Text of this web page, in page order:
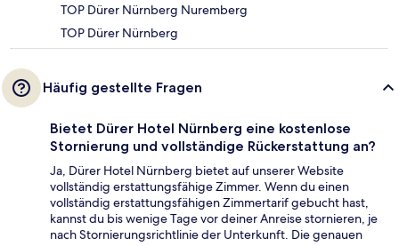
TOP Dürer Nürnberg Nuremberg
TOP Dürer Nürnberg
Häufig gestellte Fragen
Bietet Dürer Hotel Nürnberg eine kostenlose
Stornierung und vollständige Rückerstattung an?
Ja, Dürer Hotel Nürnberg bietet auf unserer Website
vollständig erstattungsfähige Zimmer. Wenn du einen
vollständig erstattungsfähigen Zimmertarif gebucht hast,
kannst du bis wenige Tage vor deiner Anreise stornieren, je
nach Stornierungsrichtlinie der Unterkunft. Die genauen